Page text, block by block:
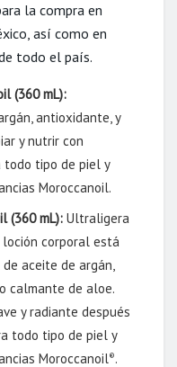
la compra en
así como en
todo el país.
(360 mL):
antioxidante, y
y nutrir con
todo tipo de piel y
Moroccanoil.
(360 mL): Ultraligera
loción corporal está
aceite de argán,
calmante de aloe.
y radiante después
todo tipo de piel y
Moroccanoil®.